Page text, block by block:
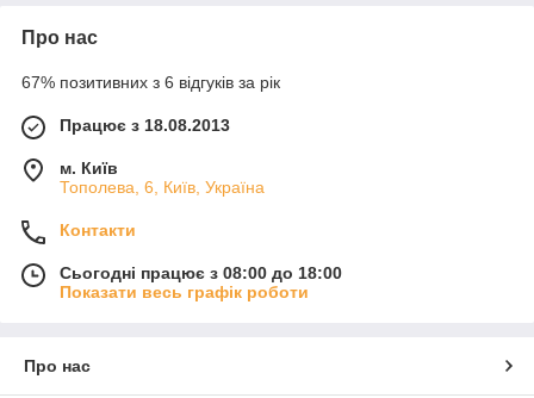
Про нас
67% позитивних з 6 відгуків за рік
Працює з 18.08.2013
м. Київ
Тополева, 6, Київ, Україна
Контакти
Сьогодні працює з 08:00 до 18:00
Показати весь графік роботи
Про нас